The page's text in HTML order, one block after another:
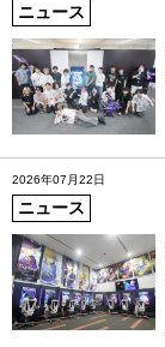
ニュース
2026年07月22日
ニュース